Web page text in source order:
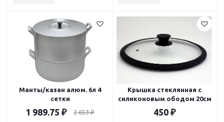
Манты/казан алюм. 6л 4
сетки
1 989.75 ₽ 2 653₽
Крышка стеклянная с
силиконовым ободом 20см
450 ₽